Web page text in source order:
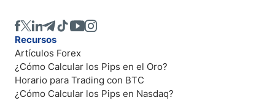
Recursos
Artículos Forex
¿Cómo Calcular los Pips en el Oro?
Horario para Trading con BTC
¿Cómo Calcular los Pips en Nasdaq?